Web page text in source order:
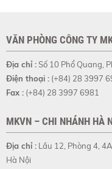
VĂN PHÒNG CÔNG TY
Địa chỉ :Số 10 Phổ Quang,
Điện thoại : (+84) 28 3997
Fax : (+84) 28 3997 6981
MKVN – CHI NHÁNH HÀ
Địa chỉ : Lầu 12, Phòng 4,
Hà Nội